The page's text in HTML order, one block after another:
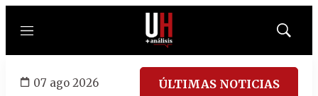
Menú
Mostrar
07 ago 2026 ÚLTIMAS NOTICIAS